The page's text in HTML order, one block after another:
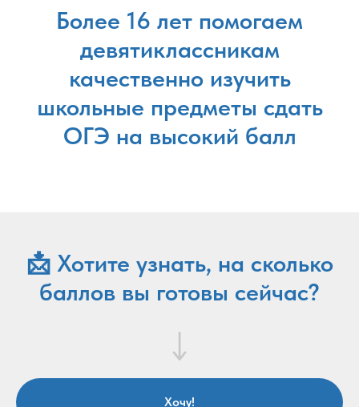
Более 16 лет помогаем
девятиклассникам
качественно изучить
школьные предметы сдать
ОГЭ на высокий балл
📩 Хотите узнать, на сколько
баллов вы готовы сейчас?
Хочу!